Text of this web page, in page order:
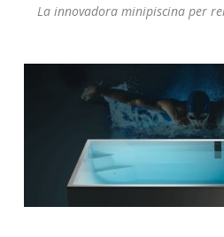
La innovadora minipiscina per